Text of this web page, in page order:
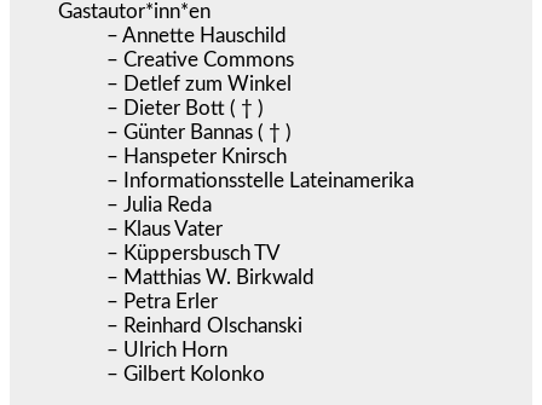
Gastautor*inn*en
– Annette Hauschild
– Creative Commons
– Detlef zum Winkel
– Dieter Bott ( † )
– Günter Bannas ( † )
– Hanspeter Knirsch
– Informationsstelle Lateinamerika
– Julia Reda
– Klaus Vater
– Küppersbusch TV
– Matthias W. Birkwald
– Petra Erler
– Reinhard Olschanski
– Ulrich Horn
– Gilbert Kolonko